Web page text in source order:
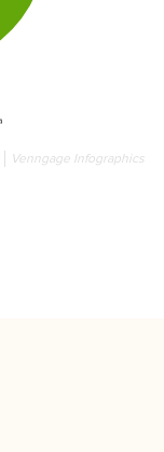
Venngage Infographics